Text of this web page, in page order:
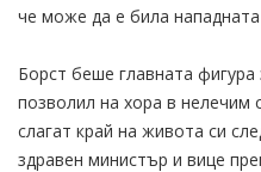
че може да е била
Борст беше главната фигура
позволил на хора в нелечим
слагат край на живота си
здравен министър и вице